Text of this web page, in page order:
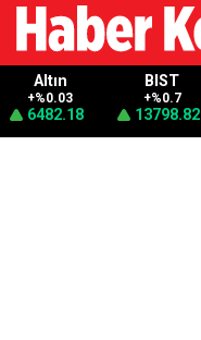
Altın
+%0.03
6482.18
BIST
+%0.7
13798.82